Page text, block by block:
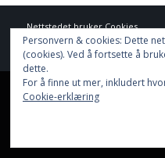
Nettstedet brukerCookies
Hjem
Nettbutikk
Dokumenter Nyhetsarkiv
This site uses cookies. By
Personvern & cookies: Dette
(cookies). Ved å fortsette å
dette.
For å finne ut mer, inkludert
Cookie-erklæring